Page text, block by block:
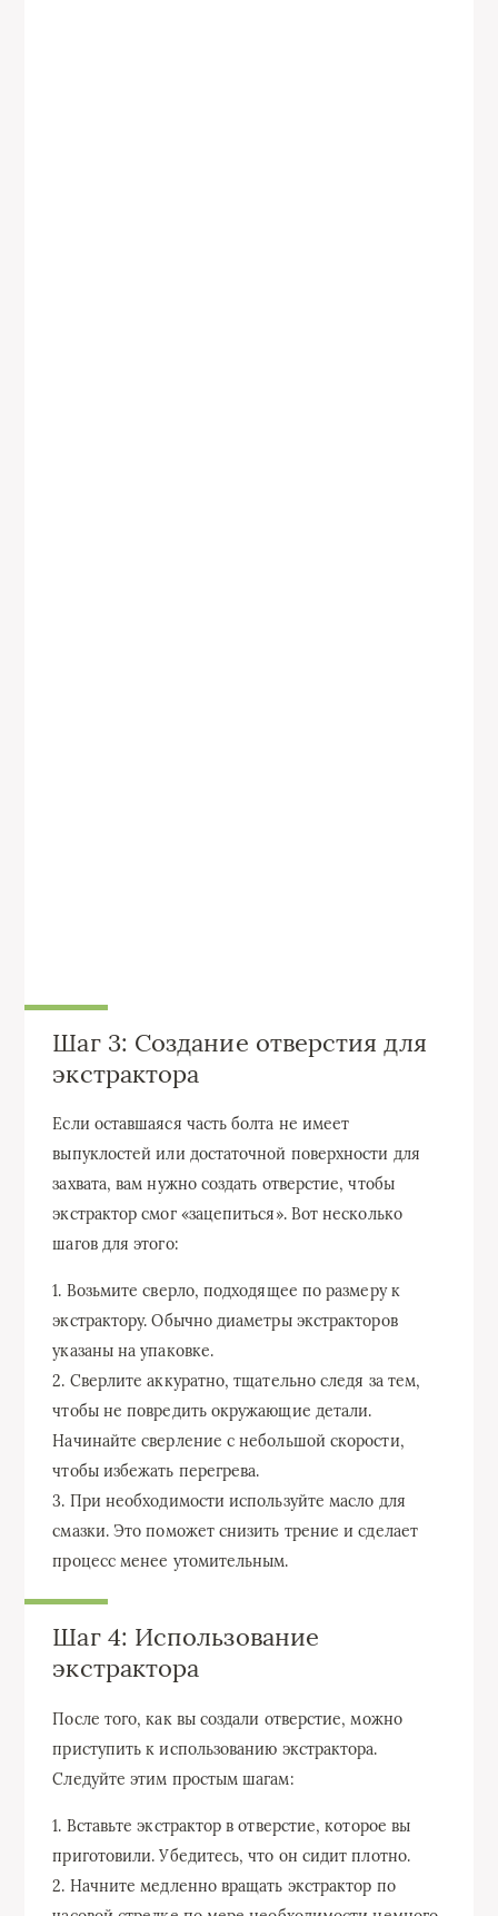
Шаг 3: Создание отверстия для
экстрактора
Если оставшаяся часть болта не имеет
выпуклостей или достаточной поверхности для
захвата, вам нужно создать отверстие, чтобы
экстрактор смог «зацепиться». Вот несколько
шагов для этого:
1. Возьмите сверло, подходящее по размеру к
экстрактору. Обычно диаметры экстракторов
указаны на упаковке.
2. Сверлите аккуратно, тщательно следя за тем,
чтобы не повредить окружающие детали.
Начинайте сверление с небольшой скорости,
чтобы избежать перегрева.
3. При необходимости используйте масло для
смазки. Это поможет снизить трение и сделает
процесс менее утомительным.
Шаг 4: Использование
экстрактора
После того, как вы создали отверстие, можно
приступить к использованию экстрактора.
Следуйте этим простым шагам:
1. Вставьте экстрактор в отверстие, которое вы
приготовили. Убедитесь, что он сидит плотно.
2. Начните медленно вращать экстрактор по